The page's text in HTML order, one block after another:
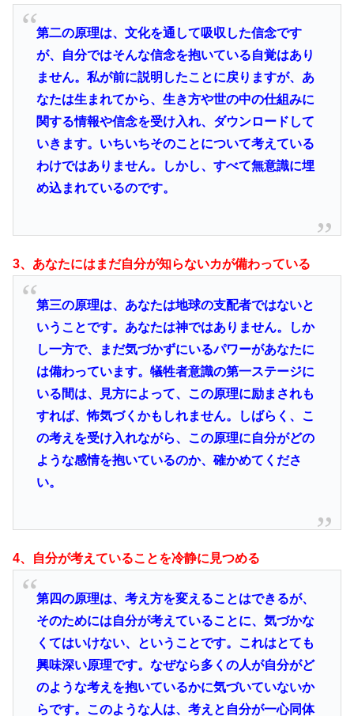
第二の原理は、文化を通して吸収した信念です
が、自分ではそんな信念を抱いている自覚はあり
ません。私が前に説明したことに戻りますが、あ
なたは生まれてから、生き方や世の中の仕組みに
関する情報や信念を受け入れ、ダウンロードして
いきます。いちいちそのことについて考えている
わけではありません。しかし、すべて無意識に埋
め込まれているのです。
3、あなたにはまだ自分が知らないカが備わっている
第三の原理は、あなたは地球の支配者ではないと
いうことです。あなたは神ではありません。しか
し一方で、まだ気づかずにいるパワーがあなたに
は備わっています。犠牲者意識の第一ステージに
いる間は、見方によって、この原理に励まされも
すれば、怖気づくかもしれません。しばらく、こ
の考えを受け入れながら、この原理に自分がどの
ような感情を抱いているのか、確かめてくださ
い。
4、自分が考えていることを冷静に見つめる
第四の原理は、考え方を変えることはできるが、
そのためには自分が考えていることに、気づかな
くてはいけない、ということです。これはとても
興味深い原理です。なぜなら多くの人が自分がど
のような考えを抱いているかに気づいていないか
らです。このような人は、考えと自分が一心同体